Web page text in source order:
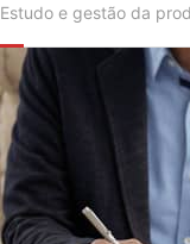
Estudo e gestão da